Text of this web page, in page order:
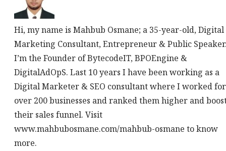
Hi, my name is Mahbub Osmane; a 35-year-old, Digital
Marketing Consultant, Entrepreneur & Public
I’m the Founder of BytecodeIT, BPOEngine &
DigitalAdOpS. Last 10 years I have been working as a
Digital Marketer & SEO consultant where I worked for
over 200 businesses and ranked them higher and
their sales funnel. Visit
www.mahbubosmane.com/mahbub-osmane to know
more.